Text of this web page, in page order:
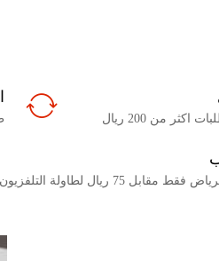
من 200 ريال
75 ريال لطاولة التلفزيون